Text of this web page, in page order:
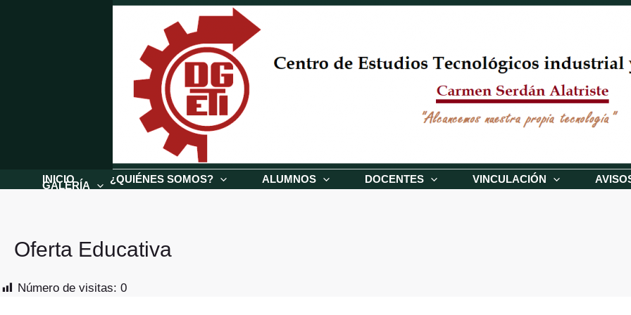
INICIO ¿QUIÉNES SOMOS? ALUMNOS DOCENTES VINCULACIÓN
GALERÍA
Oferta Educativa
Número de visitas: 0